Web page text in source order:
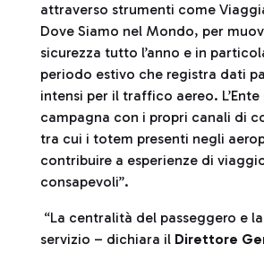
attraverso strumenti come
Dove Siamo nel Mondo, per
sicurezza tutto l’anno e in
periodo estivo che registra dati
intensi per il traffico aereo.
campagna con i propri canali di
tra cui i totem presenti negli
contribuire a esperienze di
consapevoli”.
“La centralità del passeggero e
servizio – dichiara il Direttore